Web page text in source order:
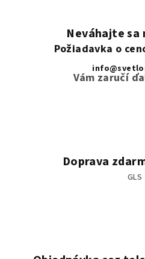
Neváhajte
Požiadavka o
Vám zaručí
Doprava
GLS